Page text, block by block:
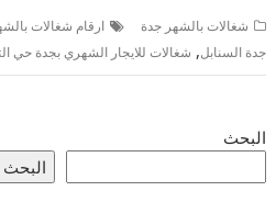
شغالات بالشهر جدة ارقام شغالات
جدة السنابل, شغالات للايجار الشهري بجدة حي
البحث
البحث